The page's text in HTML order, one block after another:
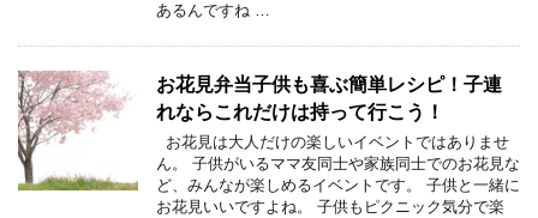
あるんですね …
お花見弁当子供も喜ぶ簡単レシピ！子連
れならこれだけは持って行こう！
お花見は大人だけの楽しいイベントではありませ
ん。 子供がいるママ友同士や家族同士でのお花見な
ど、みんなが楽しめるイベントです。 子供と一緒に
お花見いいですよね。 子供もピクニック気分で楽